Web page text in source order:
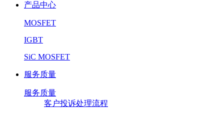
产品中心
MOSFET
IGBT
SiC MOSFET
服务质量
服务质量
客户投诉处理流程